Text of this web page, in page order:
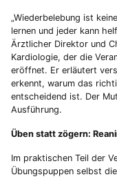
„Wiederbelebung ist
lernen und jeder kann
Ärztlicher Direktor und
Kardiologie, der die
eröffnet. Er erläutert
erkennt, warum das
entscheidend ist. Der
Ausführung.
Üben statt zögern:
Im praktischen Teil der
Übungspuppen selbst